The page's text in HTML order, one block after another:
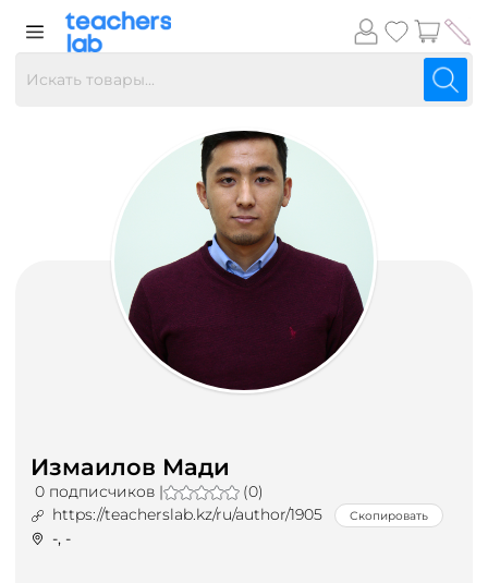
Измаилов Мади
0 подписчиков |
(0)
https://teacherslab.kz/ru/author/1905
Скопировать
-, -